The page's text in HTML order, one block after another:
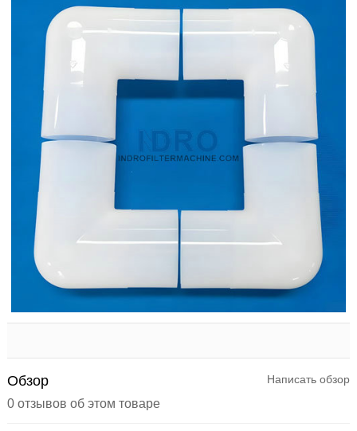
Обзор
0 отзывов об этом товаре
Написать обзор